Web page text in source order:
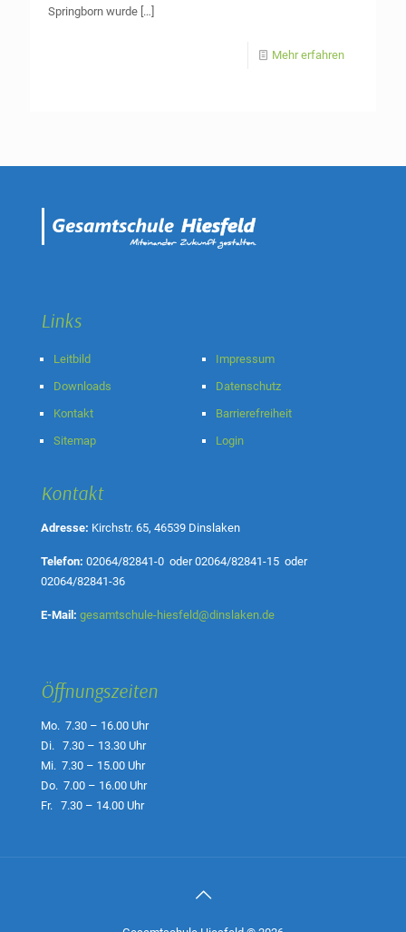
Springborn wurde […]
Mehr erfahren
Links
Leitbild
Downloads
Kontakt
Sitemap
Impressum
Datenschutz
Barrierefreiheit
Login
Kontakt
Adresse: Kirchstr. 65, 46539 Dinslaken
Telefon: 02064/82841-0 oder02064/82841-15 oder
02064/82841-36
E-Mail: gesamtschule-hiesfeld@dinslaken.de
Öffnungszeiten
Mo. 7.30 – 16.00 Uhr
Di. 7.30 – 13.30 Uhr
Mi. 7.30 – 15.00 Uhr
Do. 7.00 – 16.00 Uhr
Fr. 7.30 – 14.00 Uhr